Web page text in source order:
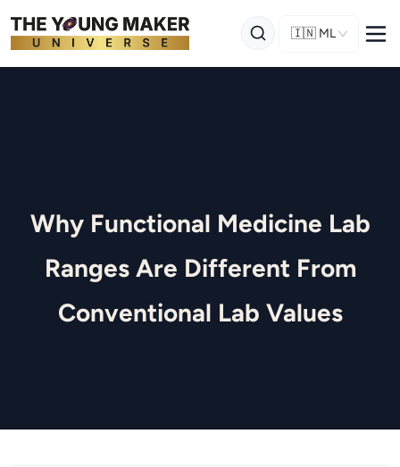
🇮🇳 ML
Why Functional Medicine Lab
Ranges Are Different From
Conventional Lab Values